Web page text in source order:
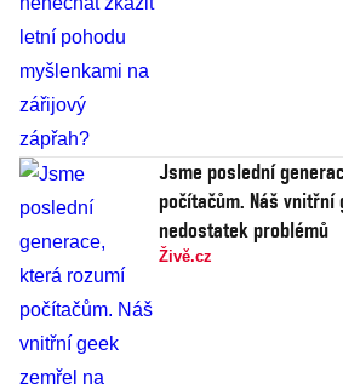
Jsme poslední
počítačům. Náš vnitřní
nedostatek problémů
Živě.cz